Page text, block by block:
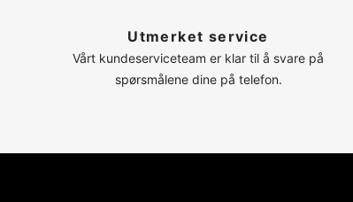
Utmerket service
Vårt kundeserviceteam er klar til å svare på
spørsmålene dine på telefon.